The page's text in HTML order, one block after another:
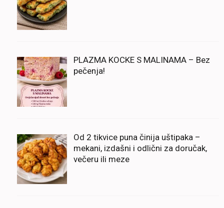
PLAZMA KOCKE S MALINAMA – Bez
pečenja!
Od 2 tikvice puna činija uštipaka –
mekani, izdašni i odlični za doručak,
večeru ili meze